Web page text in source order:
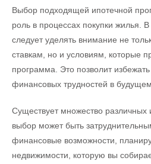
Выбор подходящей ипотечной
роль в процессах покупки жилья.
следует уделять внимание не
ставкам, но и условиям, которые
программа. Это позволит
финансовых трудностей в будущем.
Существует множество
выбор может быть
финансовые возможности,
недвижимости, которую вы